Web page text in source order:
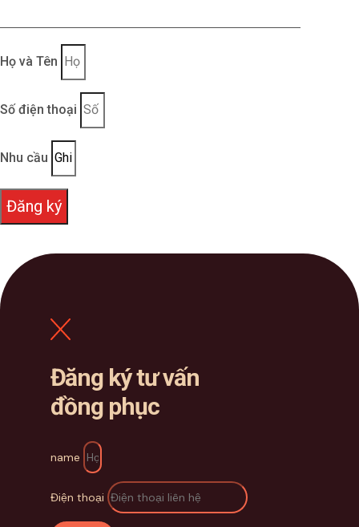
Họ và Tên
Số điện thoại
Nhu cầu
Đăng ký
Đăng ký tư vấn
đồng phục
name
Điện thoại